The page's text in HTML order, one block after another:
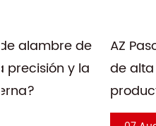
AZ Paso de cable
de alta velocidad:
productividad